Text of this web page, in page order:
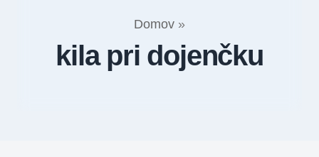
Domov »
kila pri dojenčku